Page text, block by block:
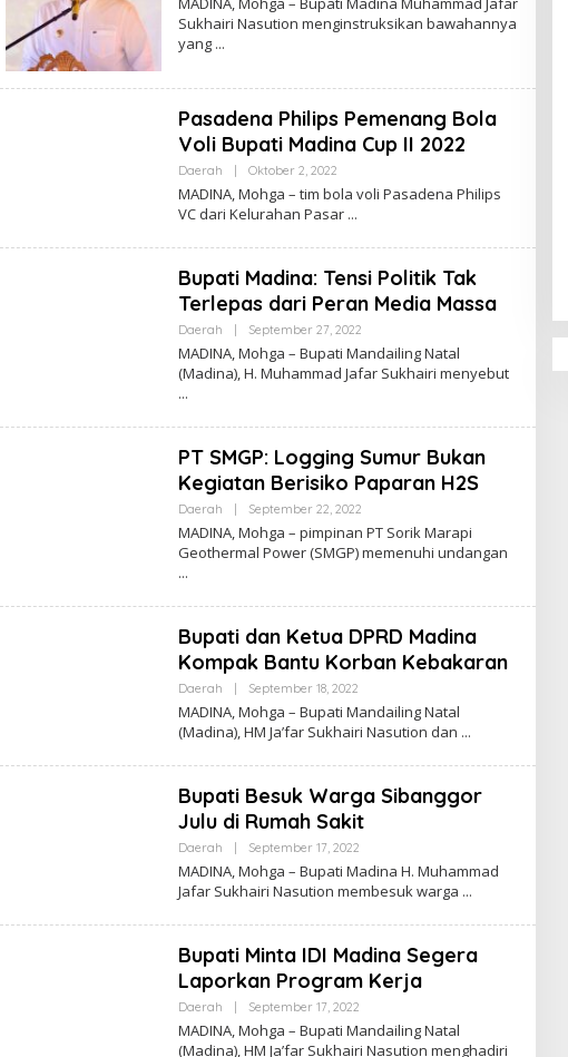
Sukhairi Nasution menginstruksikan bawahannya
yang
Pasadena Philips Pemenang Bola
Voli Bupati Madina Cup II 2022
Daerah Oktober 2, 2022Oleh
MADINA, Mohga – tim bola voli Pasadena Philips
VC dari Kelurahan Pasar
Bupati Madina: Tensi Politik Tak
Terlepas dari Peran Media Massa
Daerah September 27, 2022Oleh
MADINA, Mohga – Bupati Mandailing Natal
(Madina), H. Muhammad Jafar Sukhairi menyebut
PT SMGP: Logging Sumur Bukan
Kegiatan Berisiko Paparan H2S
Daerah September 22, 2022Oleh
MADINA, Mohga – pimpinan PT Sorik Marapi
Geothermal Power (SMGP) memenuhi undangan
Bupati dan Ketua DPRD Madina
Kompak Bantu Korban Kebakaran
Daerah September 18, 2022Oleh
MADINA, Mohga – Bupati Mandailing Natal
(Madina), HM Ja’far Sukhairi Nasution dan
Bupati Besuk Warga Sibanggor
Julu di Rumah Sakit
Daerah September 17, 2022Oleh
MADINA, Mohga – Bupati Madina H. Muhammad
Jafar Sukhairi Nasution membesuk warga
Bupati Minta IDI Madina Segera
Laporkan Program Kerja
Daerah September 17, 2022Oleh
MADINA, Mohga – Bupati Mandailing Natal
(Madina), HM Ja’far Sukhairi Nasution menghadiri